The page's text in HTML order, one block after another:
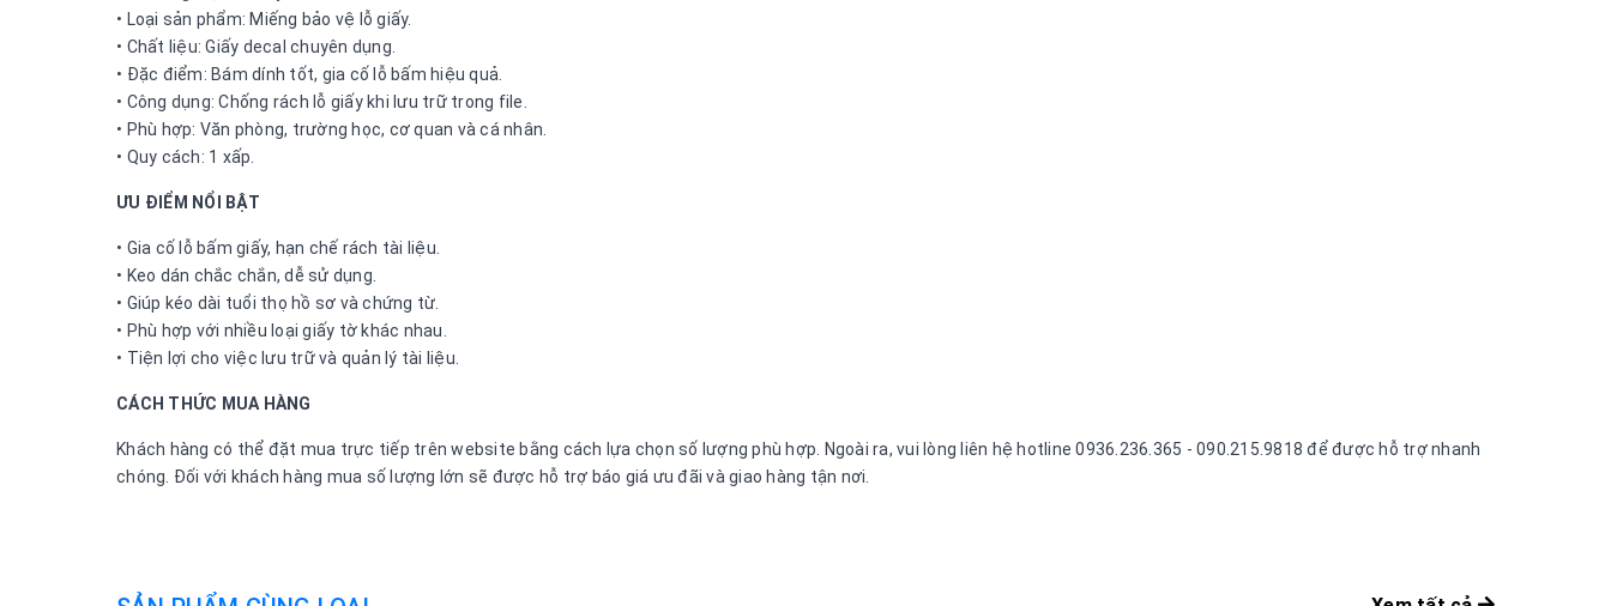
• Loại sản phẩm: Miếng bảo vệ lỗ giấy.
• Chất liệu: Giấy decal chuyên dụng.
• Đặc điểm: Bám dính tốt, gia cố lỗ bấm hiệu quả.
• Công dụng: Chống rách lỗ giấy khi lưu trữ trong file.
• Phù hợp: Văn phòng, trường học, cơ quan và cá nhân.
• Quy cách: 1 xấp.
ƯU ĐIỂM NỔI BẬT
• Gia cố lỗ bấm giấy, hạn chế rách tài liệu.
• Keo dán chắc chắn, dễ sử dụng.
• Giúp kéo dài tuổi thọ hồ sơ và chứng từ.
• Phù hợp với nhiều loại giấy tờ khác nhau.
• Tiện lợi cho việc lưu trữ và quản lý tài liệu.
CÁCH THỨC MUA HÀNG
Khách hàng có thể đặt mua trực tiếp trên website bằng cách lựa chọn số lượng phù hợp. Ngoài ra, vui lòng liên hệ hotline 0936.236.365 - 090.215.9818 để được hỗ trợ nhanh
chóng. Đối với khách hàng mua số lượng lớn sẽ được hỗ trợ báo giá ưu đãi và giao hàng tận nơi.